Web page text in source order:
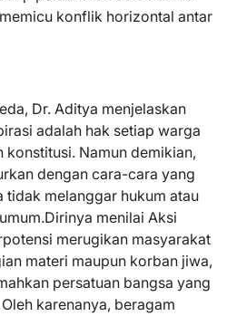
konflik horizontal antar
Dr. Aditya menjelaskan
adalah hak setiap warga
konstitusi. Namun demikian,
dengan cara-cara yang
tidak melanggar hukum atau
menilai Aksi
merugikan masyarakat
materi maupun korban jiwa,
persatuan bangsa yang
karenanya, beragam